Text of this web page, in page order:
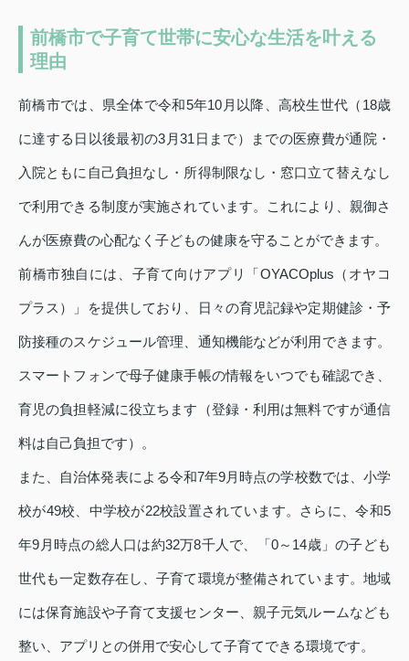
前橋市で子育て世帯に安心な生活を叶える
理由
前橋市では、県全体で令和5年10月以降、高校生世代（18歳
に達する日以後最初の3月31日まで）までの医療費が通院・
入院ともに自己負担なし・所得制限なし・窓口立て替えなし
で利用できる制度が実施されています。これにより、親御さ
んが医療費の心配なく子どもの健康を守ることができます。
前橋市独自には、子育て向けアプリ「OYACOplus（オヤコ
プラス）」を提供しており、日々の育児記録や定期健診・予
防接種のスケジュール管理、通知機能などが利用できます。
スマートフォンで母子健康手帳の情報をいつでも確認でき、
育児の負担軽減に役立ちます（登録・利用は無料ですが通信
料は自己負担です）。
また、自治体発表による令和7年9月時点の学校数では、小学
校が49校、中学校が22校設置されています。さらに、令和5
年9月時点の総人口は約32万8千人で、「0～14歳」の子ども
世代も一定数存在し、子育て環境が整備されています。地域
には保育施設や子育て支援センター、親子元気ルームなども
整い、アプリとの併用で安心して子育てできる環境です。